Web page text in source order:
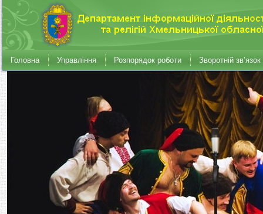
Головна Управління Розпорядок роботи Зворотній зв’язок